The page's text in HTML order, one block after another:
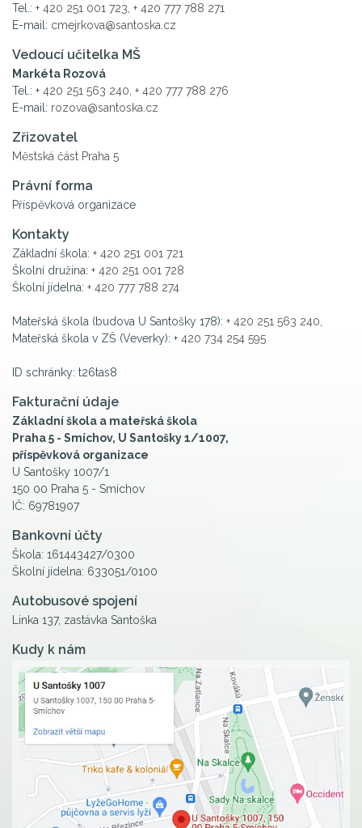
Tel.: + 420 251 001 723 + 420 777 788 271
E-mail: cmejrkova@santoska.cz
Vedoucí učitelka MŠ
Markéta Rozová
Tel.: + 420 251 563 240 + 420 777 788 276
E-mail: rozova@santoska.cz
Zřizovatel
Městská část Praha 5
Právní forma
Příspěvková organizace
Kontakty
Základní škola: + 420 251 001 721
Školní družina: + 420 251 001 728
Školní jídelna: + 420 777 788 274
Mateřská škola (budova U Santošky 178): + 420 251 563 240
Mateřská škola v ZŠ (Veverky): + 420 734 254 595
ID schránky: t26tas8
Fakturační údaje
Základní škola a mateřská škola
Praha 5 - Smíchov, U Santošky 1/1007,
příspěvková organizace
U Santošky 1007/1
150 00 Praha 5 - Smíchov
IČ: 69781907
Bankovní účty
Škola: 161443427/0300
Školní jídelna: 633051/0100
Autobusové spojení
Linka 137, zastávka Santoška
Kudy k nám